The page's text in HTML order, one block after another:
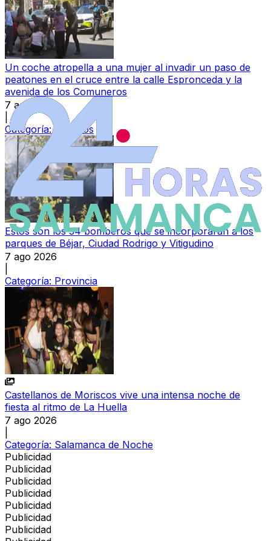
Un coche atropella a una mujer al invadir un paso de
peatones en el cruce entre la calle Espronceda y la
avenida de los Comuneros
7 ago 2026
Categoría: Sucesos
Estos son los 34 bomberos que se incorporarán a los
parques de Béjar, Ciudad Rodrigo y Vitigudino
7 ago 2026
Categoría: Provincia
Castellanos de Moriscos vive una intensa noche de
fiesta al ritmo de La Huella
7 ago 2026
Categoría: Salamanca de Noche
Publicidad
Publicidad
Publicidad
Publicidad
Publicidad
Publicidad
Publicidad